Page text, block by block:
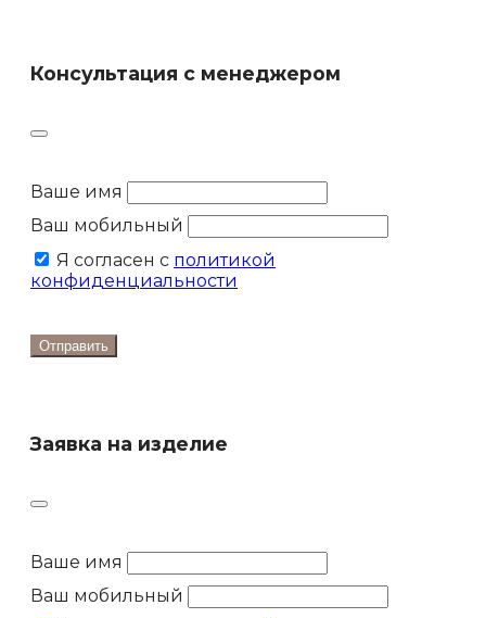
Консультация с менеджером
Ваше имя
Ваш мобильный
Я согласен с политикой
конфиденциальности
Отправить
Заявка на изделие
Ваше имя
Ваш мобильный